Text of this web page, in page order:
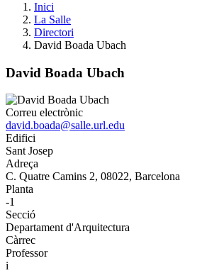
Inici
La Salle
Directori
David Boada Ubach
David Boada Ubach
Correu electrònic
david.boada@salle.url.edu
Edifici
Sant Josep
Adreça
C. Quatre Camins 2, 08022, Barcelona
Planta
-1
Secció
Departament d'Arquitectura
Càrrec
Professor
i